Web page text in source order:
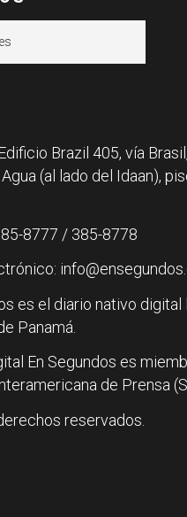
Brazil 405, vía
Agua (al lado del Idaan),
8777 / 385-8778
es el diario nativo digital
Panamá.
En Segundos es
de Prensa
reservados.